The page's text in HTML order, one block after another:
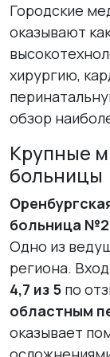
Городские
оказывают
хирургию,
обзор
Крупные
больницы
больница №2
Одно из
региона.
4,7 из 5 по
областным
оказывает